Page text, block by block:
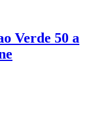
Verde 50 a